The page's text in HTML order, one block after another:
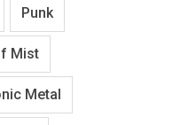
Punk
Mist
Metal